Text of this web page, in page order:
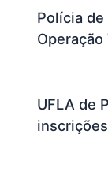
Polícia
UFLA de